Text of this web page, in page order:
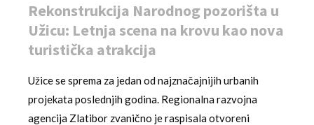
Rekonstrukcija Narodnog pozorišta u
Užicu: Letnja scena na krovu kao nova
turistička atrakcija
Užice se sprema za jedan od najznačajnijih urbanih
projekata poslednjih godina. Regionalna razvojna
agencija Zlatibor zvanično je raspisala otvoreni